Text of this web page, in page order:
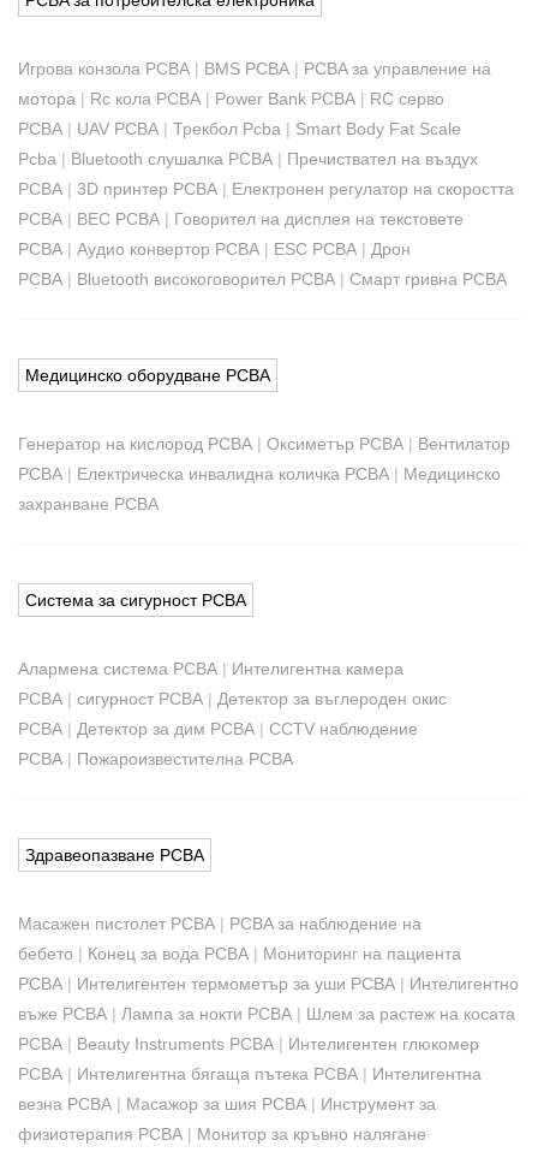
Игрова конзола PCBA | BMS PCBA | PCBA за управление на
мотора | Rc кола PCBA | Power Bank PCBA | RC серво
PCBA | UAV PCBA | Трекбол Pcba | Smart Body Fat Scale
Pcba | Bluetooth слушалка PCBA | Пречиствател на въздух
PCBA | 3D принтер PCBA | Електронен регулатор на скоростта
PCBA | BEC PCBA | Говорител на дисплея на текстовете
PCBA | Аудио конвертор PCBA | ESC PCBA | Дрон
PCBA | Bluetooth високоговорител PCBA | Смарт гривна PCBA
Медицинско оборудване PCBA
Генератор на кислород PCBA | Оксиметър PCBA | Вентилатор
PCBA | Електрическа инвалидна количка PCBA | Медицинско
захранване PCBA
Система за сигурност PCBA
Алармена система PCBA | Интелигентна камера
PCBA | сигурност PCBA | Детектор за въглероден окис
PCBA | Детектор за дим PCBA | CCTV наблюдение
PCBA | Пожароизвестителна PCBA
Здравеопазване PCBA
Масажен пистолет PCBA | PCBA за наблюдение на
бебето | Конец за вода PCBA | Мониторинг на пациента
PCBA | Интелигентен термометър за уши PCBA | Интелигентно
въже PCBA | Лампа за нокти PCBA | Шлем за растеж на косата
PCBA | Beauty Instruments PCBA | Интелигентен глюкомер
PCBA | Интелигентна бягаща пътека PCBA | Интелигентна
везна PCBA | Масажор за шия PCBA | Инструмент за
физиотерапия PCBA | Монитор за кръвно налягане